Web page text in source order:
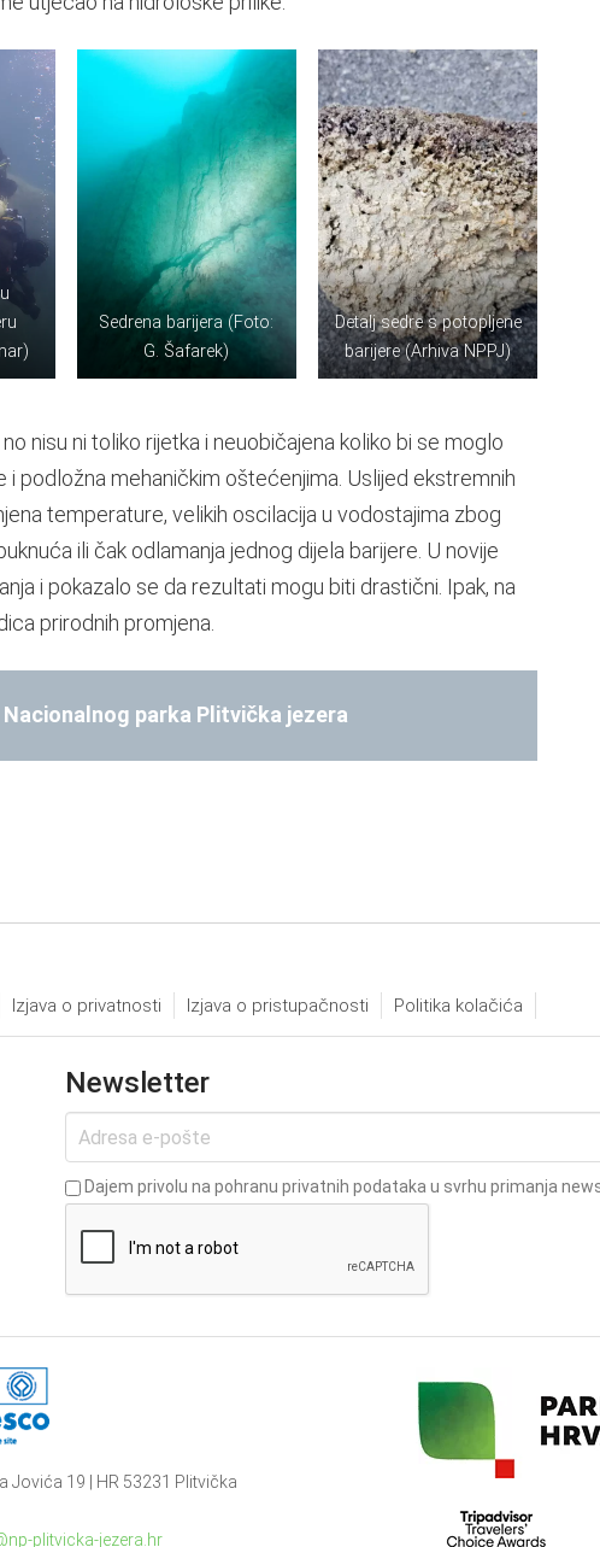
Sedrena barijera (Foto:
G. Šafarek)
Detalj sedre s potopljene
barijere (Arhiva NPPJ)
nisu ni toliko rijetka i neuobičajena koliko bi se moglo
podložna mehaničkim oštećenjima. Uslijed ekstremnih
temperature, velikih oscilacija u vodostajima zbog
ili čak odlamanja jednog dijela barijere. U novije
i pokazalo se da rezultati mogu biti drastični. Ipak, na
prirodnih promjena.
parka Plitvička jezera
Izjava o privatnosti Izjava o pristupačnosti Politika kolačića
Newsletter
Dajem privolu na pohranu privatnih podataka u svrhu primanja
Jovića 19 | HR 53231 Plitvička
plitvicka-jezera.hr